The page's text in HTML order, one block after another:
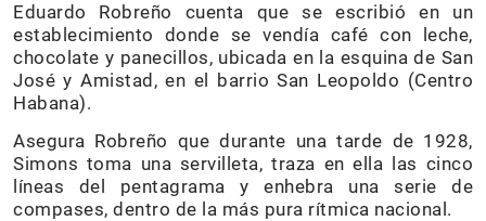
Eduardo Robreño cuenta que se escribió en un
establecimiento donde se vendía café con leche,
chocolate y panecillos, ubicada en la esquina de San
José y Amistad, en el barrio San Leopoldo (Centro
Habana).
Asegura Robreño que durante una tarde de 1928,
Simons toma una servilleta, traza en ella las cinco
líneas del pentagrama y enhebra una serie de
compases, dentro de la más pura rítmica nacional.